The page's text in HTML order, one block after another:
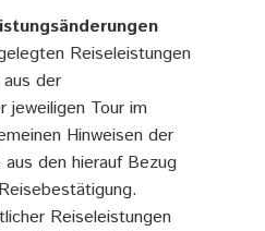
Reiseleistungen
der
jeweiligen Tour im
Hinweisen der
den hierauf Bezug
Reiseleistungen